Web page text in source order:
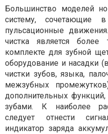
Большинство моделей
систему, сочетающие
пульсационные
чистка является
комплекте для зубной
оборудование и насадки
чистки зубов, языка,
межзубных
дополнительных
зубами. К наиболее
следует отнести
индикатор заряда